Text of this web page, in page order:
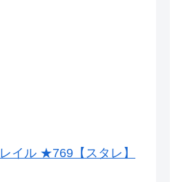
イル ★769【スタレ】